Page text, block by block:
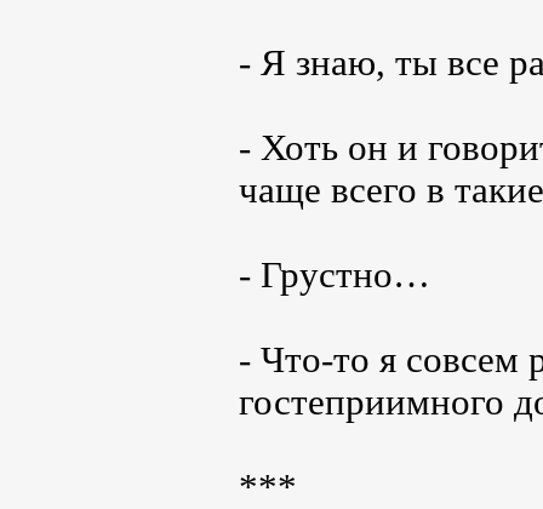
- Я знаю, ты все
- Хоть он и
чаще всего в
- Грустно…
- Что-то я совсем
гостеприимного
***